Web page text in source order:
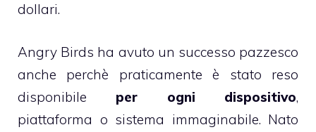
dollari.
Angry Birds ha avuto un successo pazzesco
anche perchè praticamente è stato reso
disponibile per ogni dispositivo,
piattaforma o sistema immaginabile. Nato